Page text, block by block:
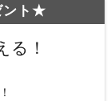
ント★
！